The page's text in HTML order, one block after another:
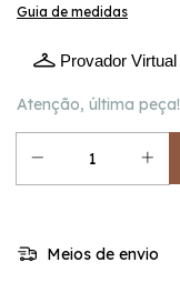
Guia de medidas
Provador Virtual
Atenção, última peça!
Meios de envio